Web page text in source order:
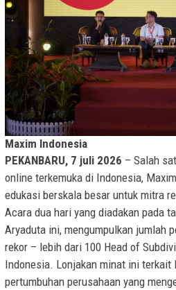
Maxim Indonesia
PEKANBARU, 7 juli 2026 – Salah
online terkemuka di Indonesia,
edukasi berskala besar untuk mitra
Acara dua hari yang diadakan pada
Aryaduta ini, mengumpulkan jumlah
rekor – lebih dari 100 Head of
Indonesia. Lonjakan minat ini terkait
pertumbuhan perusahaan yang